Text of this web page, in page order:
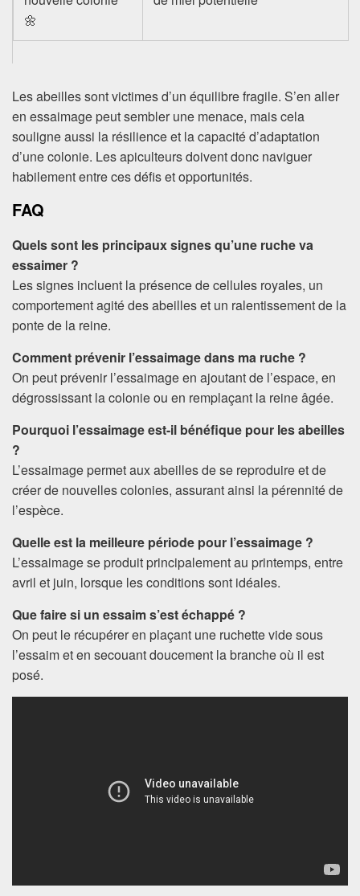
🌼
Les abeilles sont victimes d’un équilibre fragile. S’en aller
en essaimage peut sembler une menace, mais cela
souligne aussi la résilience et la capacité d’adaptation
d’une colonie. Les apiculteurs doivent donc naviguer
habilement entre ces défis et opportunités.
FAQ
Quels sont les principaux signes qu’une ruche va
essaimer ?
Les signes incluent la présence de cellules royales, un
comportement agité des abeilles et un ralentissement de la
ponte de la reine.
Comment prévenir l’essaimage dans ma ruche ?
On peut prévenir l’essaimage en ajoutant de l’espace, en
dégrossissant la colonie ou en remplaçant la reine âgée.
Pourquoi l’essaimage est-il bénéfique pour les abeilles
?
L’essaimage permet aux abeilles de se reproduire et de
créer de nouvelles colonies, assurant ainsi la pérennité de
l’espèce.
Quelle est la meilleure période pour l’essaimage ?
L’essaimage se produit principalement au printemps, entre
avril et juin, lorsque les conditions sont idéales.
Que faire si un essaim s’est échappé ?
On peut le récupérer en plaçant une ruchette vide sous
l’essaim et en secouant doucement la branche où il est
posé.